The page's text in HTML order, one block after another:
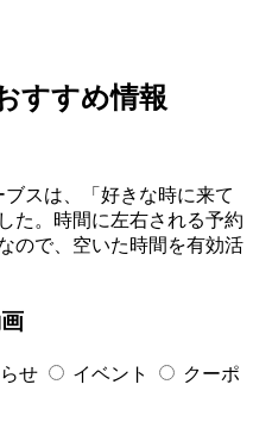
すすめ情報
スは、「好きな時に来て
た。時間に左右される予約
ので、空いた時間を有効活
せ イベント
クーポ